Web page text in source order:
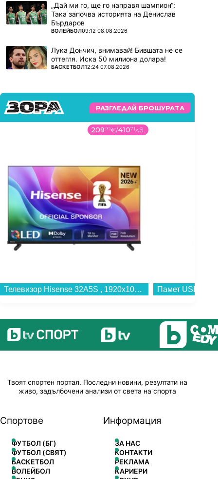
„Дай ми го, ще го направя шампион“:
Така започва историята на Денислав
Бърдаров
ПОВЕЧЕ ОТ
ВОЛЕЙБОЛ09:12 08.08.2026
Лука Дончич, внимавай! Бившата не се
оттегля. Иска 50 милиона долара!
ПОВЕЧЕ ОТ
БАСКЕТБОЛ12:24 07.08.2026
РАЗГЛЕДАЙ БРОШУРАТА
20999€/41071лв.
Телевизор Hisense 32A5S , 1920x1080 FULL HD , 32 inch, 80 см, QLED ...
Твоят спортен портал. Последни новини, резултати на
живо, задълбочени анализи от света на спорта
Спортове
ФУТБОЛ (БГ)
ФУТБОЛ (СВЯТ)
БАСКЕТБОЛ
ВОЛЕЙБОЛ
Информация
ЗА НАС
КОНТАКТИ
РЕКЛАМА
КАРИЕРИ